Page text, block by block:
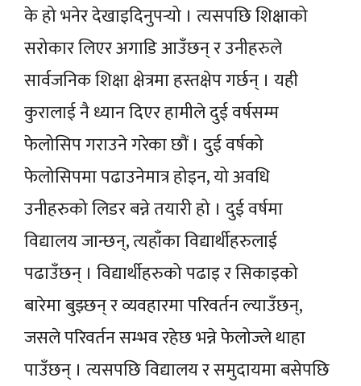
के हो भनेर देखाइदिनुपर्‍यो । त्यसपछि शिक्षाको
सरोकार लिएर अगाडि आउँछन् र उनीहरुले
सार्वजनिक शिक्षा क्षेत्रमा हस्तक्षेप गर्छन् । यही
कुरालाई नै ध्यान दिएर हामीले दुई वर्षसम्म
फेलोसिप गराउने गरेका छौं । दुई वर्षको
फेलोसिपमा पढाउनेमात्र होइन, यो अवधि
उनीहरुको लिडर बन्ने तयारी हो । दुई वर्षमा
विद्यालय जान्छन्, त्यहाँका विद्यार्थीहरुलाई
पढाउँछन् । विद्यार्थीहरुको पढाइ र सिकाइको
बारेमा बुझ्छन् र व्यवहारमा परिवर्तन ल्याउँछन्,
जसले परिवर्तन सम्भव रहेछ भन्ने फेलोज्ले थाहा
पाउँछन् । त्यसपछि विद्यालय र समुदायमा बसेपछि